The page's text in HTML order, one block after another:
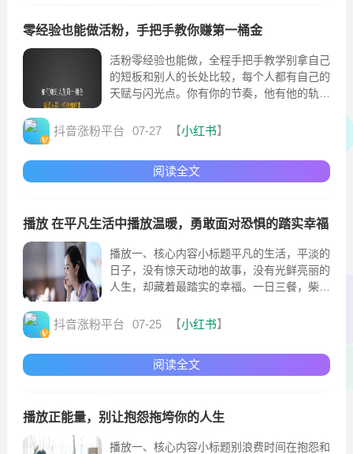
零经验也能做活粉，手把手教你赚第一桶金
活粉零经验也能做，全程手把手教学别拿自己
的短板和别人的长处比较，每个人都有自己的
天赋与闪光点。你有你的节奏，他有他的轨
的优势，深耕自己的特长
抖音涨粉平台 07-27 【小红书】
阅读全文
播放 在平凡生活中播放温暖，勇敢面对恐惧的踏实幸福
播放一、核心内容小标题平凡的生活，平淡的
日子，没有惊天动地的故事，没有光鲜亮丽的
人生，却藏着最踏实的幸福。一日三餐，柴米
远方的繁华
抖音涨粉平台 07-25 【小红书】
阅读全文
播放正能量，别让抱怨拖垮你的人生
播放一、核心内容小标题别浪费时间在抱怨和